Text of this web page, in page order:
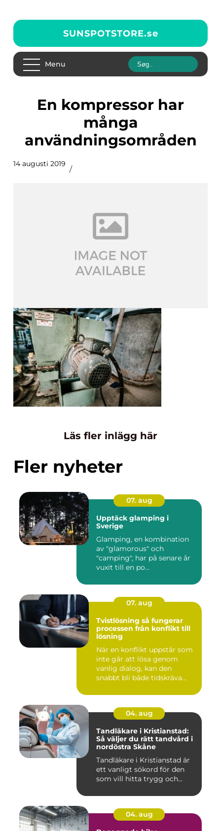
SUNSPOTSTORE.se
Menu
En kompressor har
många
användningsområden
14 augusti 2019
Läs fler inlägg här
Fler nyheter
07. aug
Upptäck glamping i
Sverige
Glamping, en kombination
av "glamorous" och
"camping", har på senare år
vuxit till en po...
07. aug
Tvistlösning så fungerar
processen från konflikt till
lösning
När en konflikt uppstår som
inte går att lösa genom
vanlig dialog, kan den
snabbt bli både tidskräva...
04. aug
Tandläkare i Kristianstad:
Så väljer du rätt tandvård i
nordöstra Skåne
Tandläkare i Kristianstad är
ett vanligt sökord för den
som vill hitta trygg och...
04. aug